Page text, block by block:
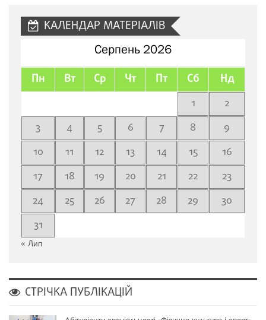
КАЛЕНДАР МАТЕРІАЛІВ
Серпень 2026
Пн Вт Ср Чт Пт Сб Нд
1
2
3
4 5 6 7 8
9
10
11 12 13 14 15
16
17
18 19 20 21 22
23
24
25 26 27 28 29
30
31
« Лип
СТРІЧКА ПУБЛІКАЦІЙ